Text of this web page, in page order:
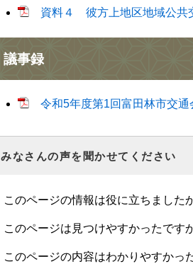
資料４ 彼方上地区地域公共
議事録
令和5年度第1回富田林市交
みなさんの声を聞かせてください
このページの情報は役に立ちました
このページは見つけやすかったです
このページの内容はわかりやすかっ